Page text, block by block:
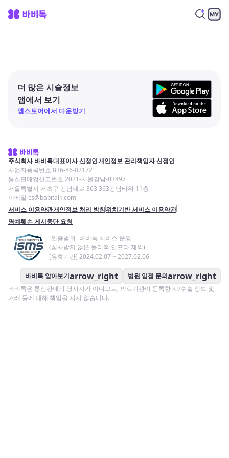
더 많은 시술정보
앱에서 보기
앱스토어에서 다운받기
주식회사 바비톡대표이사 신정인개인정보 관리책임자 신정인
사업자등록번호 836-86-02172
통신판매업신고번호 2021-서울강남-03497
서울특별시 서초구 강남대로 363 363강남타워 11층
이메일 cs@babitalk.com
서비스 이용약관개인정보 처리 방침위치기반 서비스 이용약관
명예훼손 게시중단 요청
[인증범위] 바비톡 서비스 운영
(심사받지 않은 물리적 인프라 제외)
[유효기간] 2024.02.07 ~ 2027.02.06
바비톡 알아보기arrow_right 병원 입점 문의arrow_right
바비톡은 통신판매의 당사자가 아니므로, 의료기관이 등록한 시/수술 정보 및
거래 등에 대해 책임을 지지 않습니다.